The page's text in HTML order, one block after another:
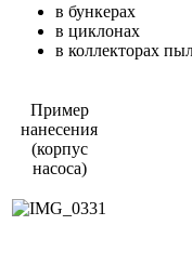
в бункерах
в циклонах
в коллекторах
Пример
нанесения
(корпус
насоса)